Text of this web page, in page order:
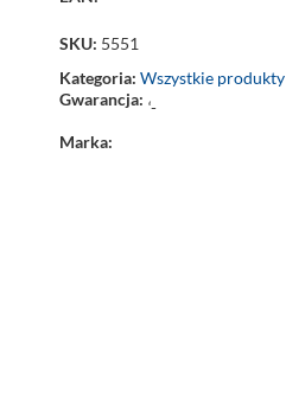
SKU: 5551
Kategoria:Wszystkie produkty
Gwarancja: ‘-
Marka: